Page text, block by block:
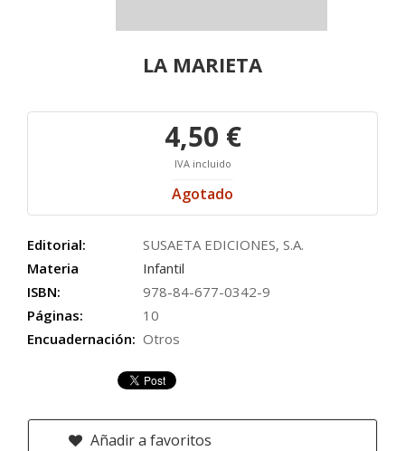
LA MARIETA
4,50 €
IVA incluido
Agotado
Editorial:
SUSAETA EDICIONES, S.A.
Materia
Infantil
ISBN:
978-84-677-0342-9
Páginas:
10
Encuadernación: Otros
Añadir a favoritos